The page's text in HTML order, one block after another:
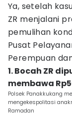
Ya, setelah
ZR menjalani
pemulihan
Pusat
Perempuan
1. Bocah ZR
membawa
Polsek Panakkukang
mengekespolitasi
Ramadan